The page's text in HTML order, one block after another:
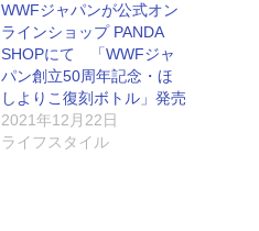
WWFジャパンが公式オン
ラインショップ PANDA
SHOPにて 「WWFジャ
パン創立50周年記念・ほ
しよりこ復刻ボトル」発売
2021年12月22日
ライフスタイル